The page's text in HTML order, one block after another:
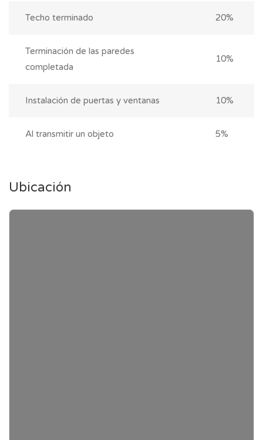
Techo terminado 20%
Terminación de las paredes
completada
10%
Instalación de puertas y ventanas 10%
Al transmitir un objeto 5%
Ubicación